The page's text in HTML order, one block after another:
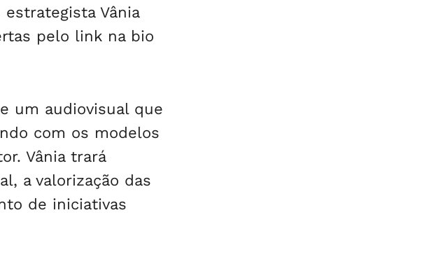
Vânia
pelo link na bio
um audiovisual que
com os modelos
Vânia trará
a valorização das
de iniciativas